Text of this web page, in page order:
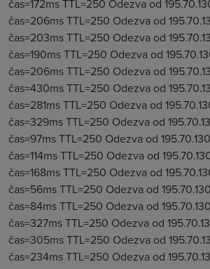
čas=172ms TTL=250 Odezva od
čas=206ms TTL=250 Odezva od
čas=203ms TTL=250 Odezva od
čas=190ms TTL=250 Odezva od
čas=206ms TTL=250 Odezva od
čas=430ms TTL=250 Odezva od
čas=281ms TTL=250 Odezva od
čas=329ms TTL=250 Odezva od
čas=97ms TTL=250 Odezva od
čas=114ms TTL=250 Odezva od
čas=168ms TTL=250 Odezva od
čas=56ms TTL=250 Odezva od
čas=84ms TTL=250 Odezva od
čas=327ms TTL=250 Odezva od
čas=305ms TTL=250 Odezva od
čas=234ms TTL=250 Odezva od